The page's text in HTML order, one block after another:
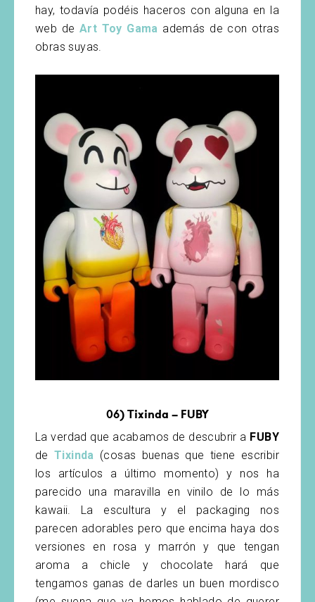
hay, todavía podéis haceros con alguna en la
web de Art Toy Gama además de con otras
obras suyas.
06)Tixinda – FUBY
La verdad que acabamos de descubrir a FUBY
de Tixinda (cosas buenas que tiene escribir
los artículos a último momento) y nos ha
parecido una maravilla en vinilo de lo más
kawaii. La escultura y el packaging nos
parecen adorables pero que encima haya dos
versiones en rosa y marrón y que tengan
aroma a chicle y chocolate hará que
tengamos ganas de darles un buen mordisco